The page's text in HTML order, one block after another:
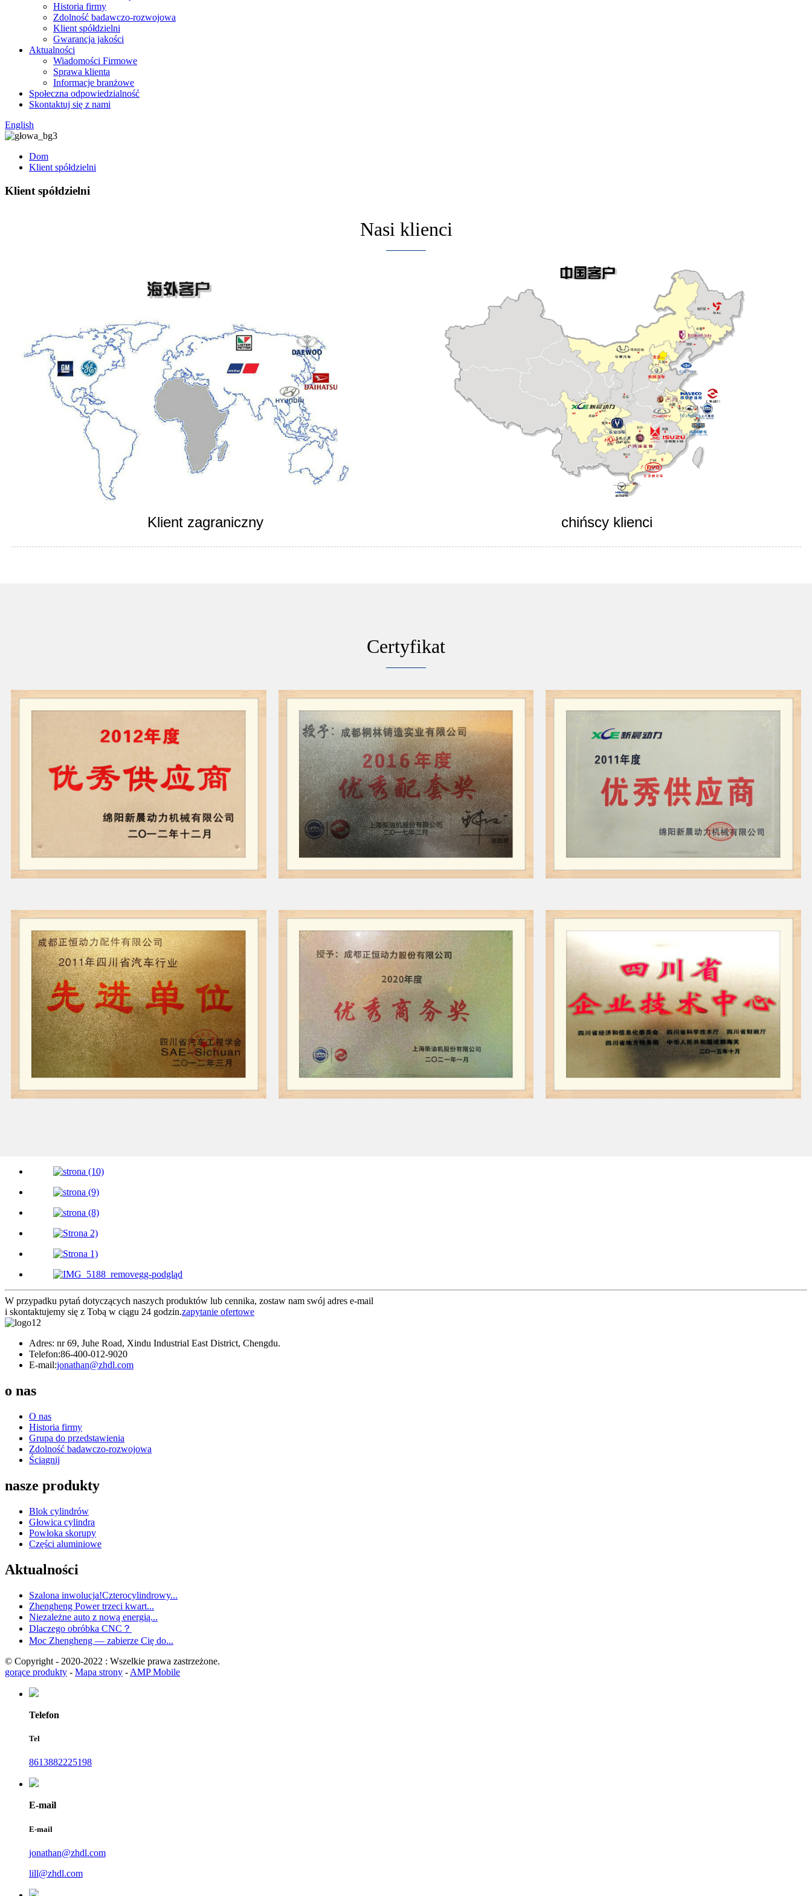
Historia firmy
Zdolność badawczo-rozwojowa
Klient spółdzielni
Gwarancja jakości
Aktualności
Wiadomości Firmowe
Sprawa klienta
Informacje branżowe
Społeczna odpowiedzialność
Skontaktuj się z nami
English
Dom
Klient spółdzielni
Klient spółdzielni
Nasi klienci
Klient zagraniczny chińscy klienci
Certyfikat
W przypadku pytań dotyczących naszych produktów lub cennika, zostaw nam swój adres e-mail
i skontaktujemy się z Tobą w ciągu 24 godzin.zapytanie ofertowe
Adres: nr 69, Juhe Road, Xindu Industrial East District, Chengdu.
Telefon:86-400-012-9020
E-mail:jonathan@zhdl.com
o nas
O nas
Historia firmy
Grupa do przedstawienia
Zdolność badawczo-rozwojowa
Ściągnij
nasze produkty
Blok cylindrów
Głowica cylindra
Powłoka skorupy
Części aluminiowe
Aktualności
Szalona inwolucja!Czterocylindrowy...
Zhengheng Power trzeci kwart...
Niezależne auto z nową energią...
Dlaczego obróbka CNC？
Moc Zhengheng — zabierze Cię do...
© Copyright - 2020-2022 : Wszelkie prawa zastrzeżone.
gorące produkty - Mapa strony - AMP Mobile
Telefon
Tel
8613882225198
E-mail
E-mail
jonathan@zhdl.com
lill@zhdl.com